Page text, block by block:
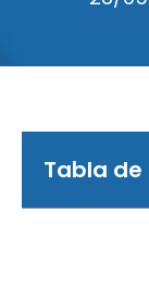
Tabla